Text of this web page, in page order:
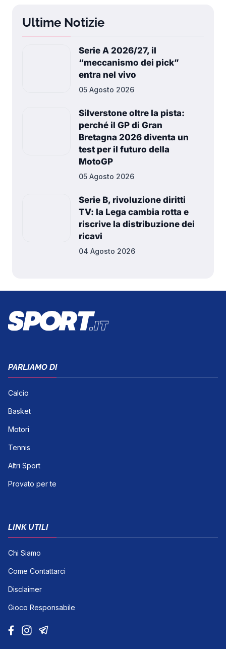
Ultime Notizie
Serie A 2026/27, il
“meccanismo dei pick”
entra nel vivo
05 Agosto 2026
Silverstone oltre la pista:
perché il GP di Gran
Bretagna 2026 diventa un
test per il futuro della
MotoGP
05 Agosto 2026
Serie B, rivoluzione diritti
TV: la Lega cambia rotta e
riscrive la distribuzione dei
ricavi
04 Agosto 2026
PARLIAMO DI
Calcio
Basket
Motori
Tennis
Altri Sport
Provato per te
LINK UTILI
Chi Siamo
Come Contattarci
Disclaimer
Gioco Responsabile